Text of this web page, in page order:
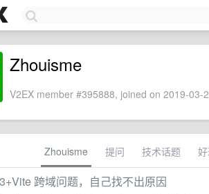
Zhouisme
V2EX member #395888, joined on 2019-03-
Zhouisme 提问 技术话题
跨域问题，自己找不出原因